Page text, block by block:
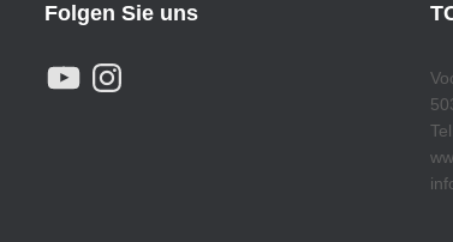
Folgen Sie uns
Y
O
N